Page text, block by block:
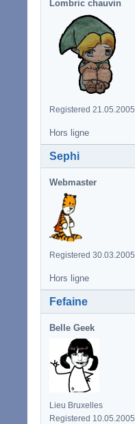
Lombric chauvin
Registered 21.05.2005
Hors ligne
Sephi
Webmaster
Registered 30.03.2005
Hors ligne
Fefaine
Belle Geek
Lieu Bruxelles
Registered 10.05.2005